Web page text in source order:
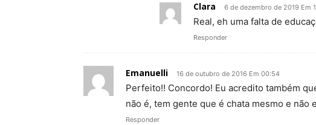
Clara 6 de dezembro de 2019 Em
Real, eh uma falta de
Responder
Emanuelli 16 de outubro de 2016 Em 00:54
Perfeito!! Concordo! Eu acredito também
não é, tem gente que é chata mesmo e não
Responder